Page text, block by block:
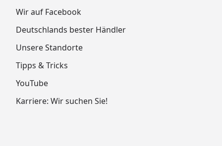
Wir auf Facebook
Deutschlands bester Händler
Unsere Standorte
Tipps & Tricks
YouTube
Karriere: Wir suchen Sie!